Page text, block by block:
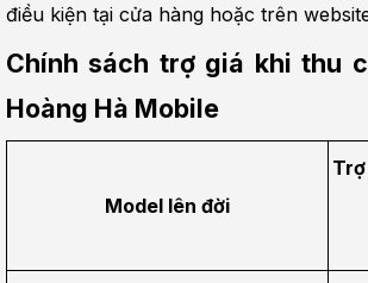
điều kiện tại cửa hàng hoặc trên
Chính sách trợ giá khi thu
Hoàng Hà Mobile
Model lên đời